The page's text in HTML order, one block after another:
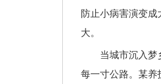
防止小病害演变成
大。
当城市沉入梦乡
每一寸公路。某养